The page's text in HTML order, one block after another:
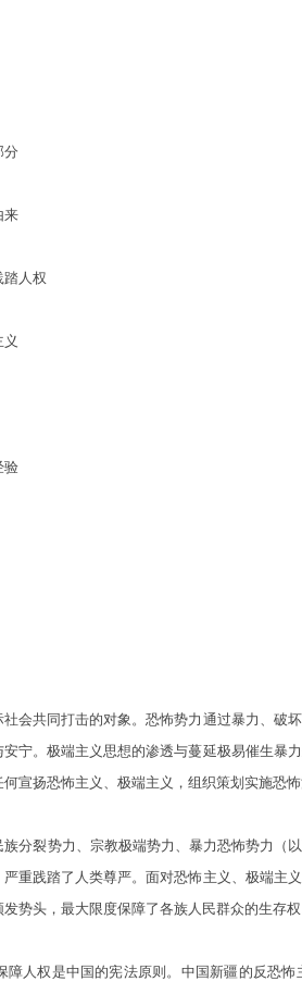
来
人权
验
共同打击的对象。恐怖势力通过暴力、破
宁。极端主义思想的渗透与蔓延极易催生暴
宣扬恐怖主义、极端主义，组织策划实施恐
裂势力、宗教极端势力、暴力恐怖势力（以
重践踏了人类尊严。面对恐怖主义、极端主
势头，最大限度保障了各族人民群众的生存权
权是中国的宪法原则。中国新疆的反恐怖